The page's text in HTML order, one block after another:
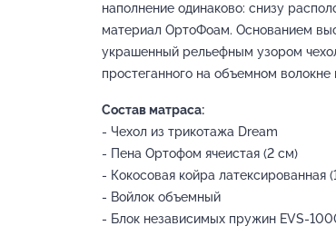
наполнение одинаково: снизу
материал ОртоФоам. Основанием
украшенный рельефным узором
простеганного на объемном волокне
Состав матраса:
- Чехол из трикотажа Dream
- Пена Ортофом ячеистая (2 см)
- Кокосовая койра латексированная
- Войлок объемный
- Блок независимых пружин EVS-